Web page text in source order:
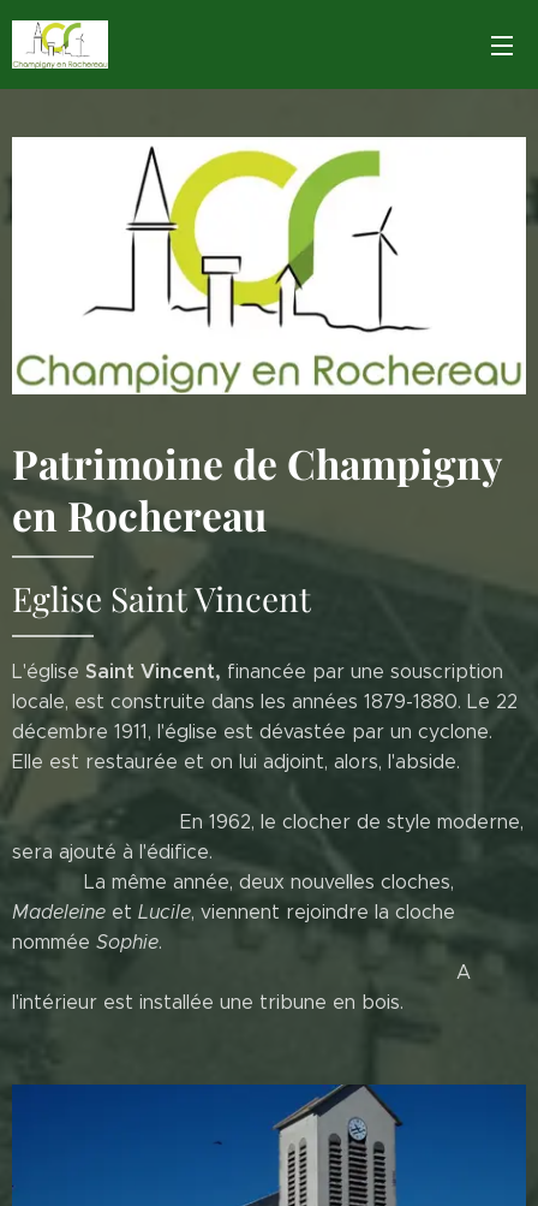
Patrimoine de Champigny
en Rochereau
Eglise Saint Vincent
L'église Saint Vincent, financée par une souscription
locale, est construite dans les années 1879-1880. Le 22
décembre 1911, l'église est dévastée par un cyclone.
Elle est restaurée et on lui adjoint, alors, l'abside.
En 1962, le clocher de style moderne,
sera ajouté à l'édifice.
La même année, deux nouvelles cloches,
Madeleine et Lucile, viennent rejoindre la cloche
nommée Sophie.
A
l'intérieur est installée une tribune en bois.